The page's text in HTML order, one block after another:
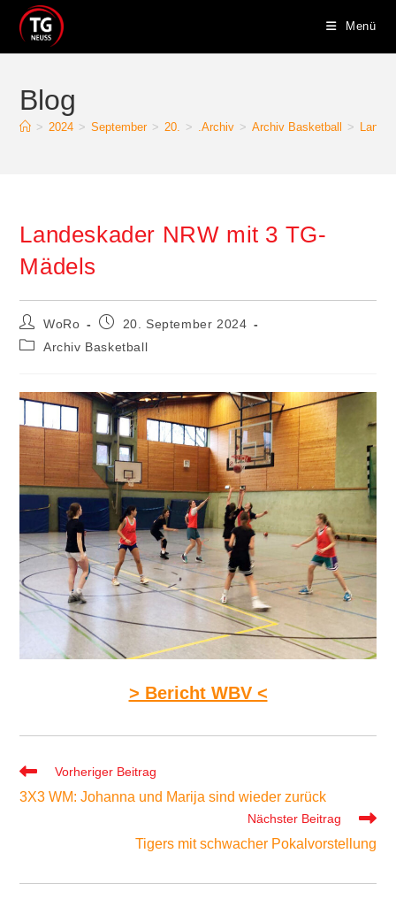
Inhalt
springen
Menü
Blog
> 2024 > September > 20. > .Archiv > Archiv Basketball >
Landeskader NRW mit 3 TG-
Mädels
Beitrags-
Autor:
WoRo
Beitrag20. September 2024
Beitrags-
Archiv Basketball
> Bericht WBV <
Weitere
ansehen
Vorheriger Beitrag
3X3 WM: Johanna und Marija sind wieder zurück
Nächster Beitrag
Tigers mit schwacher Pokalvorstellung